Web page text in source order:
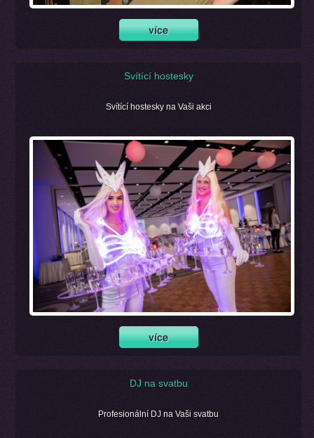
Svítící hostesky
Svítící hostesky na Vaši akci
DJ na svatbu
Profesionální DJ na Vaši svatbu